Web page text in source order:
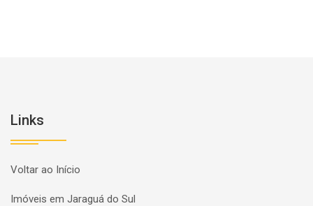
Links
Voltar ao Início
Imóveis em Jaraguá do Sul